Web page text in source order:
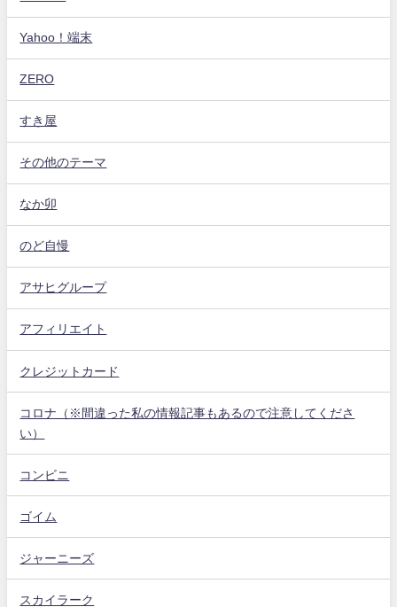
Yahoo！端末
ZERO
すき屋
その他のテーマ
なか卯
のど自慢
アサヒグループ
アフィリエイト
クレジットカード
コロナ（※間違った私の情報記事もあるので注意してくださ
い）
コンビニ
ゴイム
ジャーニーズ
スカイラーク